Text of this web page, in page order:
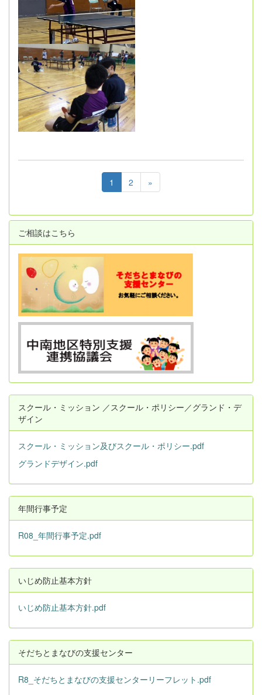
1 2 »
ご相談はこちら
スクール・ミッション ／スクール・ポリシー／グランド・デ
ザイン
スクール・ミッション及びスクール・ポリシー.pdf
グランドデザイン.pdf
年間行事予定
R08_年間行事予定.pdf
いじめ防止基本方針
いじめ防止基本方針.pdf
そだちとまなびの支援センター
R8_そだちとまなびの支援センターリーフレット.pdf